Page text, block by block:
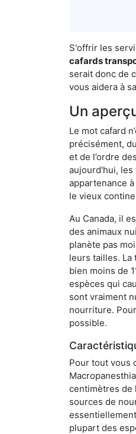
S'offrir les
cafards
serait donc de
vous aidera à
Un
Le mot cafard
précisément,
et de l’ordre
aujourd'hui, les
appartenance
le vieux
Au Canada, il
des animaux
planète pas
leurs tailles. La
bien moins de
espèces qui
sont vraiment
nourriture.
possible.
Pour tout vous
centimètres de
sources de
plupart des